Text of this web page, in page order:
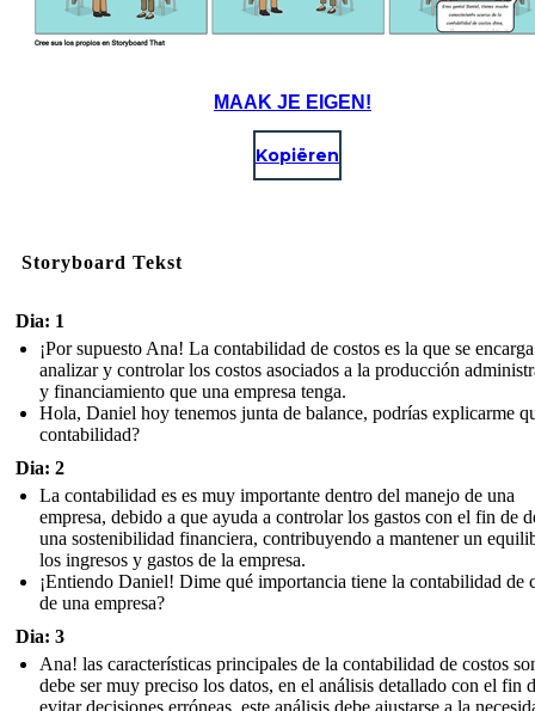
MAAK JE EIGEN!
Kopiëren
Storyboard Tekst
Dia: 1
¡Por supuesto Ana! La contabilidad de costos es la que se
analizar y controlar los costos asociados a la producción
y financiamiento que una empresa tenga.
Hola, Daniel hoy tenemos junta de balance, podrías explicarme
contabilidad?
Dia: 2
La contabilidad es es muy importante dentro del manejo de una
empresa, debido a que ayuda a controlar los gastos con el fin de
una sostenibilidad financiera, contribuyendo a mantener un
los ingresos y gastos de la empresa.
¡Entiendo Daniel! Dime qué importancia tiene la contabilidad de
de una empresa?
Dia: 3
Ana! las características principales de la contabilidad de costos
debe ser muy preciso los datos, en el análisis detallado con el fin
evitar decisiones erróneas, este análisis debe ajustarse a la